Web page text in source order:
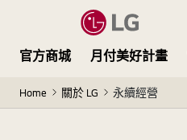
官方商城 月付美好計畫
Home 關於 LG 永續經營